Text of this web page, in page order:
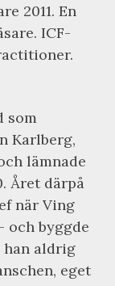
2011. En
ICF-
som
Karlberg,
lämnade
Året därpå
när Ving
och byggde
han aldrig
eget